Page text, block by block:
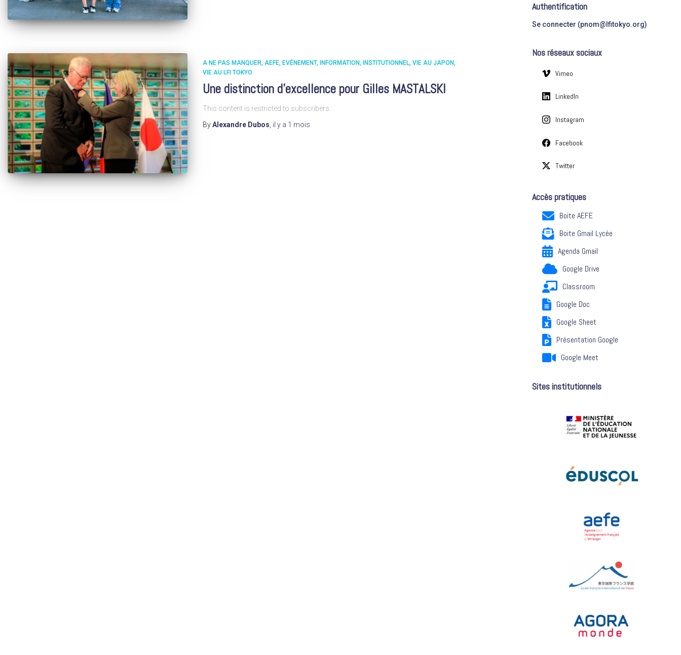
A NE PAS MANQUER AEFE EVÉNEMENT INFORMATION INSTITUTIONNEL VIE AU JAPON
VIE AU LFI TOKYO
Une distinction d’excellence pour Gilles MASTALSKI
This content is restricted to subscribers
ByAlexandre Dubos, il y a 1 mois
g
o
e
Authentification
Se connecter (pnom@lfitokyo.org)
Nos réseaux sociaux
Vimeo
LinkedIn
Instagram
Facebook
Twitter
Accès pratiques
Boite AEFE
Boite Gmail Lycée
Agenda Gmail
Google Drive
Classroom
Google Doc
Google Sheet
Présentation Google
Google Meet
Sites institutionnels